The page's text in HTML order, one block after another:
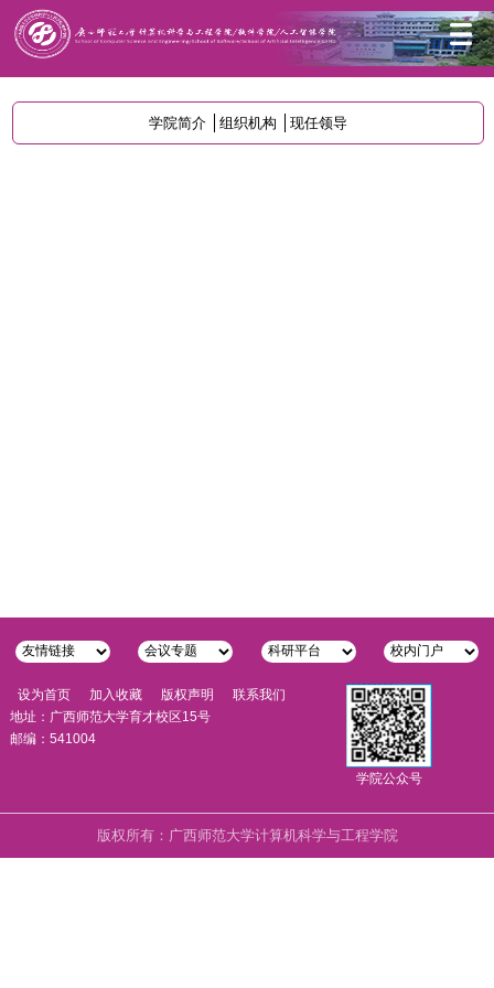
学院简介 组织机构 现任领导
设为首页 加入收藏 版权声明
联系我们
地址：广西师范大学育才校区15号
邮编：541004
学院公众号
版权所有：广西师范大学计算机科学与工程学院